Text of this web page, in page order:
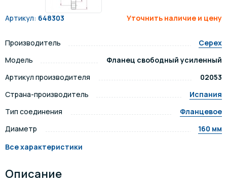
Артикул: 648303 Уточнить наличие и цену
Производитель
Cepex
Модель
Фланец свободный усиленный
Артикул производителя
02053
Страна-производитель
Испания
Тип соединения
Фланцевое
Диаметр
160 мм
Все характеристики
Описание